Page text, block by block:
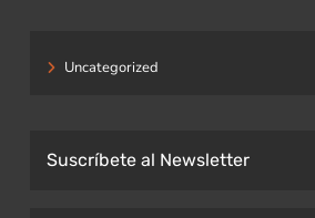
Uncategorized
Suscríbete al Newsletter